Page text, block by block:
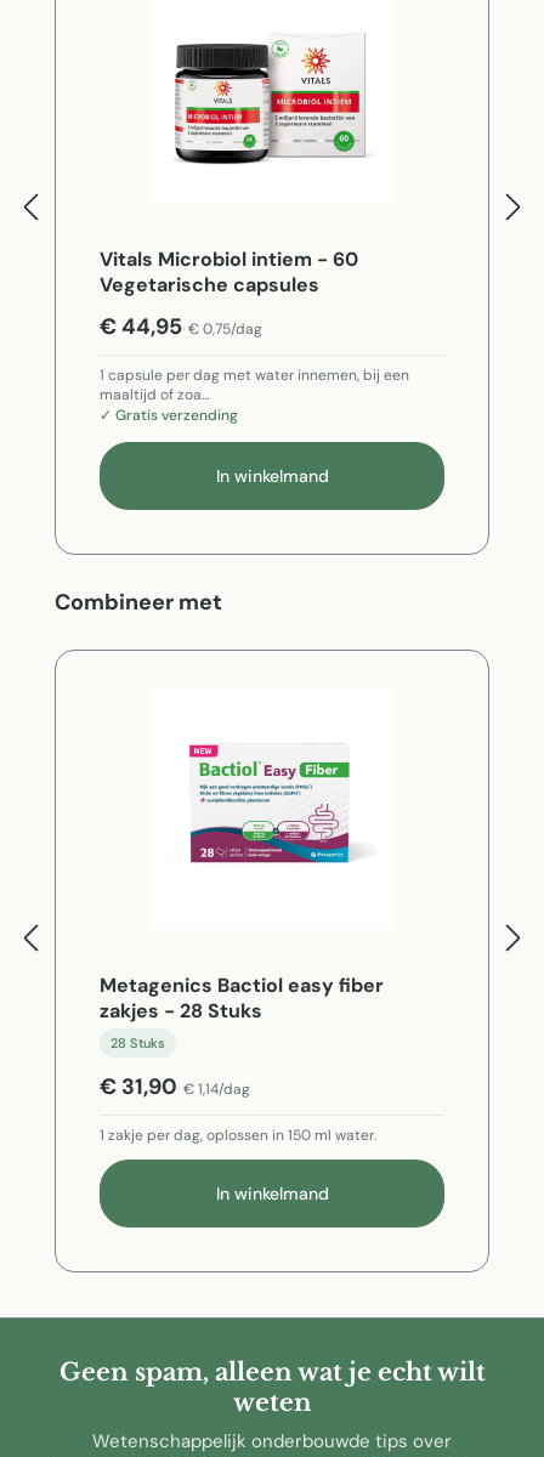
Vitals Microbiol intiem - 60
Vegetarische capsules
€ 44,95 € 0,75/dag
1 capsule per dag met water innemen, bij een
maaltijd of zoa…
✓ Gratis verzending
In winkelmand
Productgalerij overslaan
Combineer met
Metagenics Bactiol easy fiber
zakjes - 28 Stuks
28 Stuks
€ 31,90 € 1,14/dag
1 zakje per dag, oplossen in 150 ml water.
In winkelmand
Geen spam, alleen wat je echt wilt
weten
Wetenschappelijk onderbouwde tips over